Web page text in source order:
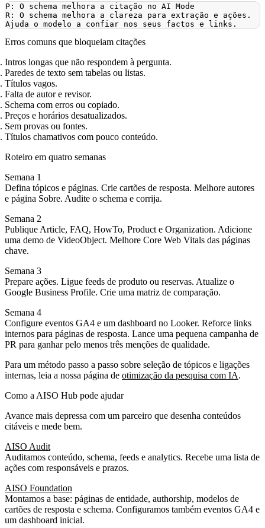
R: O schema melhora a clareza para extração e ações.
Erros comuns que bloqueiam citações
Intros longas que não respondem à pergunta.
Paredes de texto sem tabelas ou listas.
Títulos vagos.
Falta de autor e revisor.
Schema com erros ou copiado.
Preços e horários desatualizados.
Sem provas ou fontes.
Títulos chamativos com pouco conteúdo.
Roteiro em quatro semanas
Semana 1
Defina tópicos e páginas. Crie cartões de resposta. Melhore autores
e página Sobre. Audite o schema e corrija.
Semana 2
Publique Article, FAQ, HowTo, Product e Organization. Adicione
uma demo de VideoObject. Melhore Core Web Vitals das páginas
chave.
Semana 3
Prepare ações. Ligue feeds de produto ou reservas. Atualize o
Google Business Profile. Crie uma matriz de comparação.
Semana 4
Configure eventos GA4 e um dashboard no Looker. Reforce links
internos para páginas de resposta. Lance uma pequena campanha de
PR para ganhar pelo menos três menções de qualidade.
Para um método passo a passo sobre seleção de tópicos e ligações
internas, leia a nossa página de otimização da pesquisa com IA.
Como a AISO Hub pode ajudar
Avance mais depressa com um parceiro que desenha conteúdos
citáveis e mede bem.
AISO Audit
Auditamos conteúdo, schema, feeds e analytics. Recebe uma lista de
ações com responsáveis e prazos.
AISO Foundation
Montamos a base: páginas de entidade, authorship, modelos de
cartões de resposta e schema. Configuramos também eventos GA4 e
um dashboard inicial.